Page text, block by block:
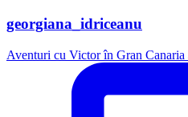
georgiana_idriceanu
Aventuri cu Victor în Gran